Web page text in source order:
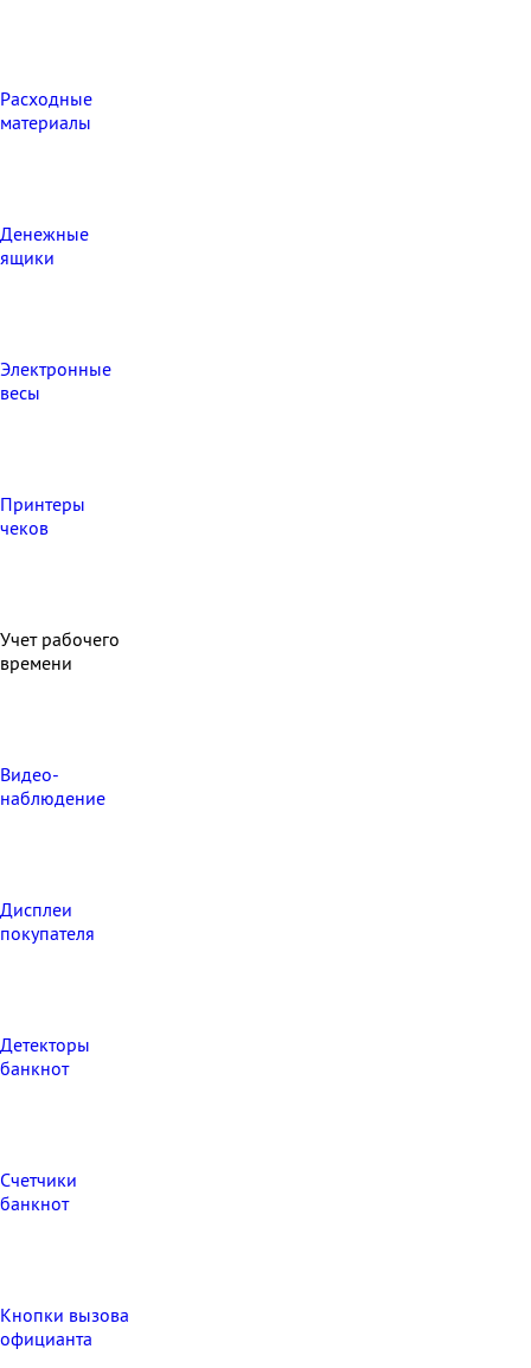
Расходные
материалы
Денежные
ящики
Электронные
весы
Принтеры
чеков
Учет рабочего
времени
Видео‑
наблюдение
Дисплеи
покупателя
Детекторы
банкнот
Счетчики
банкнот
Кнопки вызова
официанта